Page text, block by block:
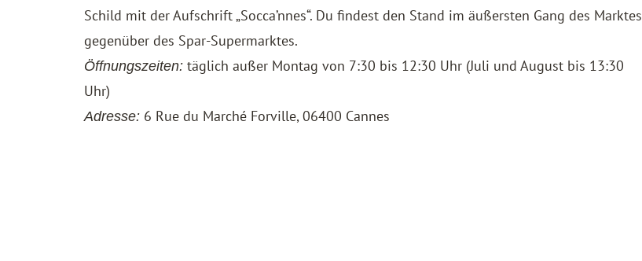
Schild mit der Aufschrift „Socca’nnes“. Du findest den Stand im äußersten Gang des Marktes
gegenüber des Spar-Supermarktes.
Öffnungszeiten: täglich außer Montag von 7:30 bis 12:30 Uhr (Juli und August bis 13:30
Uhr)
Adresse: 6 Rue du Marché Forville, 06400 Cannes